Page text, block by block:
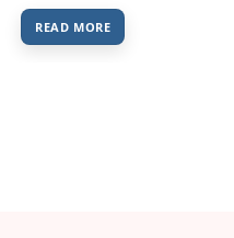
READ MORE